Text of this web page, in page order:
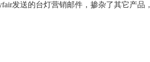
发送的台灯营销邮件，掺杂了其它产品